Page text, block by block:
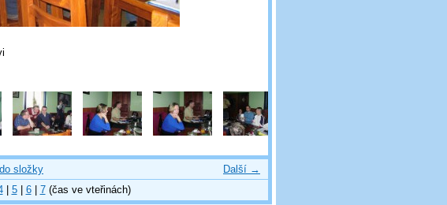
Další →
složky
| 5| 6| 7(čas ve vteřinách)